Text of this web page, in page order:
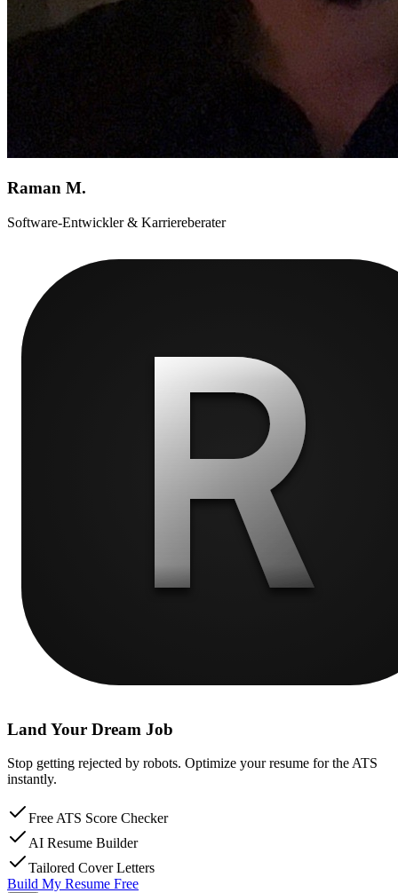
Raman M.
Software-Entwickler & Karriereberater
Land Your Dream Job
Stop getting rejected by robots. Optimize your resume for the ATS
instantly.
Free ATS Score Checker
AI Resume Builder
Tailored Cover Letters
Build My Resume Free